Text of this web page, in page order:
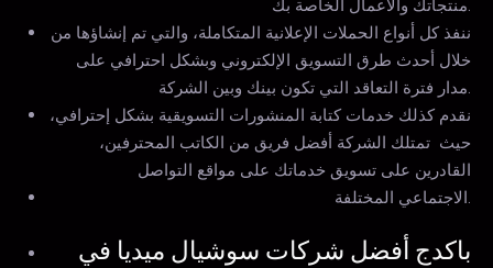
منتجاتك والأعمال الخاصة بك.
ننفذ كل أنواع الحملات الإعلانية المتكاملة، والتي تم إنشاؤها من
خلال أحدث طرق التسويق الإلكتروني وبشكل احترافي على
مدار فترة التعاقد التي تكون بينك وبين الشركة.
نقدم كذلك خدمات كتابة المنشورات التسويقية بشكل إحترافي،
حيث تمتلك الشركة أفضل فريق من الكاتب المحترفين،
القادرين على تسويق خدماتك على مواقع التواصل
الاجتماعي المختلفة.
باكدج أفضل شركات سوشيال ميديا في